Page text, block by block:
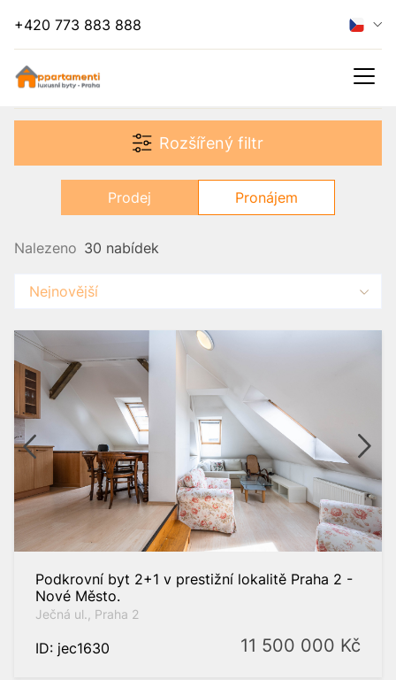
+420 773 883 888
Rozšířený filtr
do
Prodej Pronájem
Nalezeno 30 nabídek
Nejnovější
Podkrovní byt 2+1 v prestižní lokalitě Praha 2 -
Nové Město.
Ječná ul., Praha 2
ID: jec1630 11 500 000 Kč